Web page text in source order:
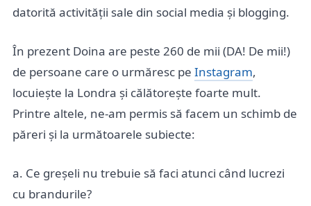
datorită activității sale din social media și blogging.
În prezent Doina are peste 260 de mii (DA! De mii!)
de persoane care o urmăresc pe Instagram,
locuiește la Londra și călătorește foarte mult.
Printre altele, ne-am permis să facem un schimb de
păreri și la următoarele subiecte:
a. Ce greșeli nu trebuie să faci atunci când lucrezi
cu brandurile?